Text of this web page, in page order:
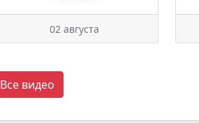
02 августа
Все видео